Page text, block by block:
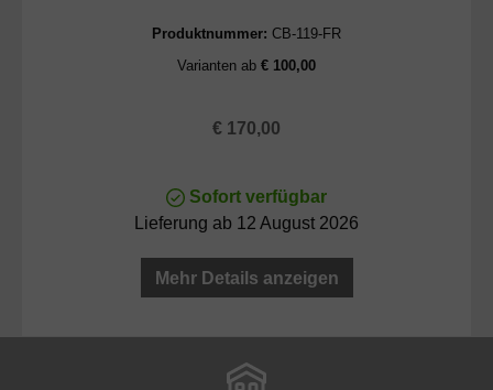
Produktnummer: CB-119-FR
Varianten ab € 100,00
Regulärer Preis:
€ 170,00
Sofort verfügbar
Lieferung ab 12 August 2026
Mehr Details anzeigen